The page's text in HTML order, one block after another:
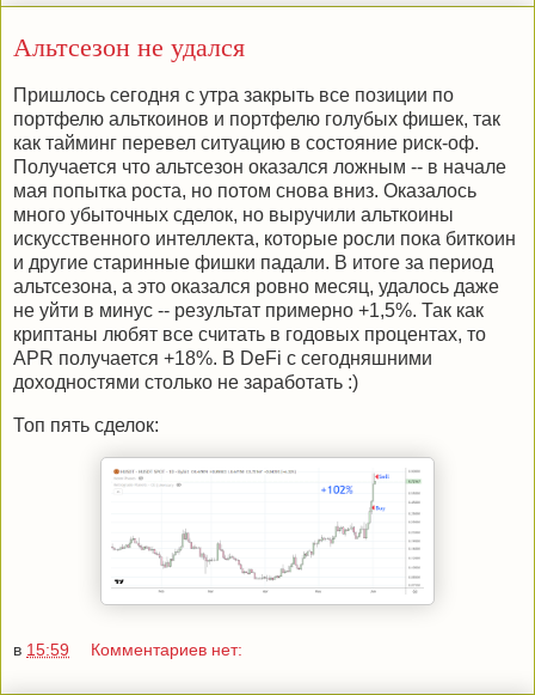
Альтсезон не удался
Пришлось сегодня с утра закрыть все позиции по
портфелю альткоинов и портфелю голубых фишек, так
как тайминг перевел ситуацию в состояние риск-оф.
Получается что альтсезон оказался ложным -- в начале
мая попытка роста, но потом снова вниз. Оказалось
много убыточных сделок, но выручили альткоины
искусственного интеллекта, которые росли пока биткоин
и другие старинные фишки падали. В итоге за период
альтсезона, а это оказался ровно месяц, удалось даже
не уйти в минус -- результат примерно +1,5%. Так как
криптаны любят все считать в годовых процентах, то
APR получается +18%. В DeFi с сегодняшними
доходностями столько не заработать :)
Топ пять сделок:
в 15:59 Комментариев нет: